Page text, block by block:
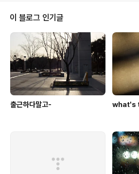
컨디션이 좋은 편이라 (어찌되었건 살빠지고 몸이 가뿐
니까-) 그럭저럭 별 탈없이 2주간의 휴일없는 날들이 지
가긴 했다. 어찌되었든. 오월이 왔다. 작은. 내 생활에
재감이 되어가고 있는. 반복적인 일상. 에 서로 자그마
이 되어주는 고마운 당신. 과 나. 이제 시작. 이라기..
이 블로그 인기글
출근하다말고- what's